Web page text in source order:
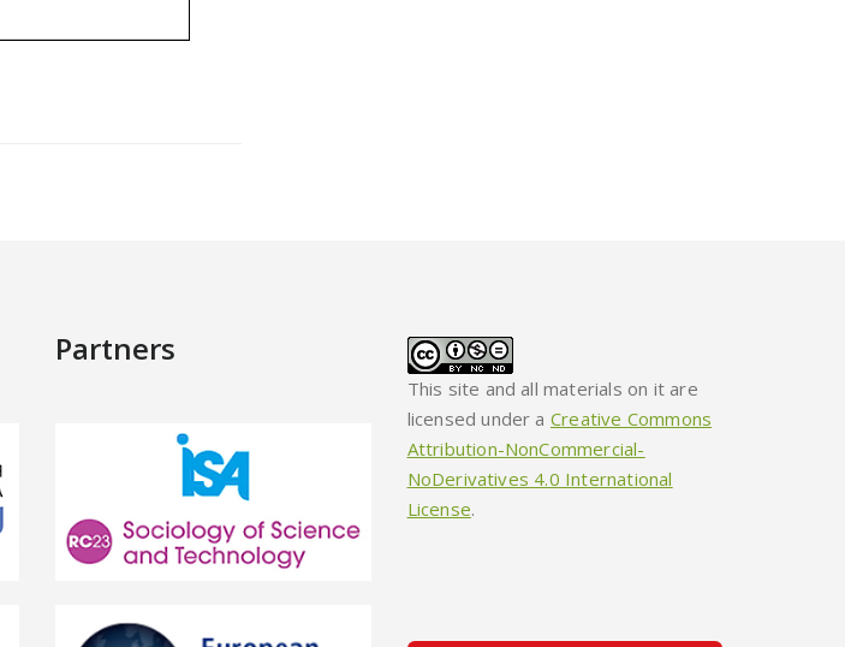
Partners
This site and all materials on it are
licensed under a Creative Commons
Attribution-NonCommercial-
NoDerivatives 4.0 International
License.